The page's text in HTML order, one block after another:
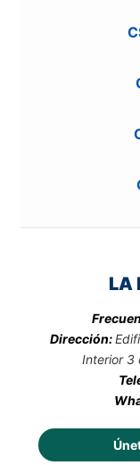
LA
Dirección:
Interior 3